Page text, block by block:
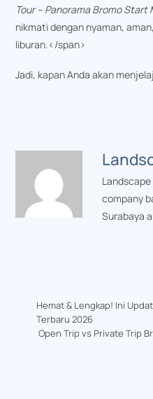
Tour – Panorama Bromo Start
nikmati dengan nyaman,
liburan.</span>
Jadi, kapan Anda akan
company
Surabaya
Hemat & Lengkap! Ini
Terbaru 2026
Open Trip vs Private Trip